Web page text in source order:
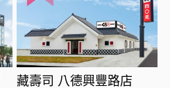
藏壽司 八德興豐路店